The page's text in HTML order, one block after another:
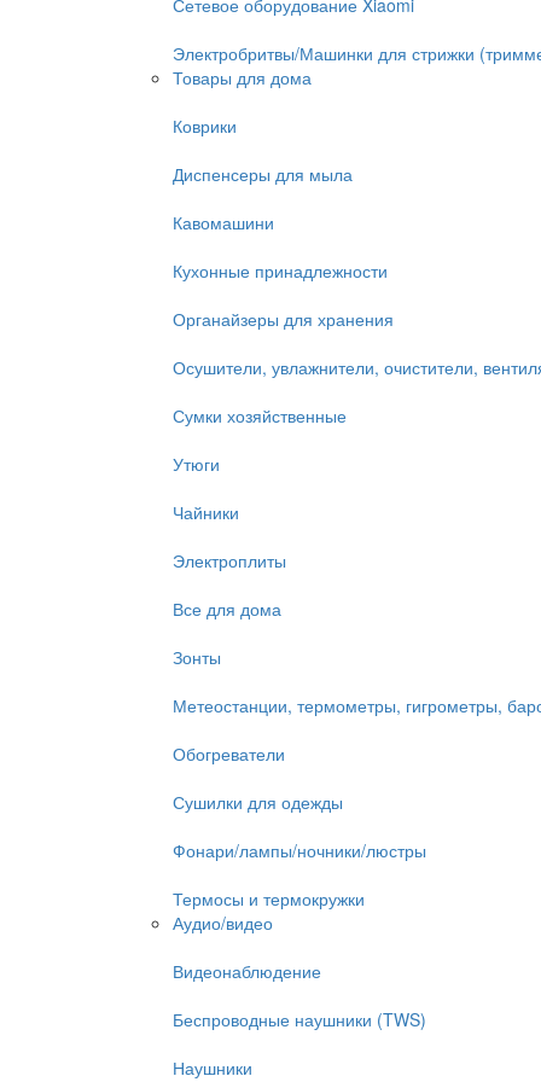
Сетевое оборудование Xiaomi
Электробритвы/Машинки для стрижки
Товары для дома
Коврики
Диспенсеры для мыла
Кавомашини
Кухонные принадлежности
Органайзеры для хранения
Осушители, увлажнители, очистители,
Сумки хозяйственные
Утюги
Чайники
Электроплиты
Все для дома
Зонты
Метеостанции, термометры, гигрометры,
Обогреватели
Сушилки для одежды
Фонари/лампы/ночники/люстры
Термосы и термокружки
Аудио/видео
Видеонаблюдение
Беспроводные наушники (TWS)
Наушники